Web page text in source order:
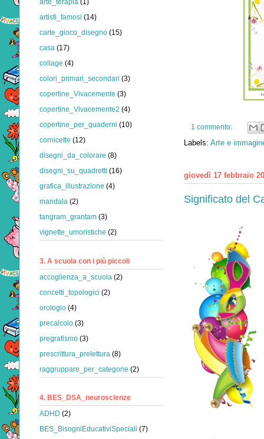
1 commento:
Labels: Arte e
giovedì 17 febbraio
Significato del
arte_terapia (1)
artisti_famosi (14)
carte_gioco_disegno (15)
casa (17)
collage (4)
colori_primari_secondari (3)
copertine_Vivacemente (3)
copertine_Vivacemente2 (4)
copertine_per_quaderni (10)
cornicette (12)
disegni_da_colorare (8)
disegni_su_quadretti (16)
grafica_illustrazione (4)
mandala (2)
tangram_grantam (3)
vignette_umoristiche (2)
3. A scuola con i più piccoli
accoglienza_a_scuola (2)
concetti_topologici (2)
orologio (4)
precalcolo (3)
pregrafismo (3)
prescrittura_prelettura (8)
raggruppare_per_categorie (2)
4. BES_DSA_neuroscienze
ADHD (2)
BES_BisogniEducativiSpeciali (7)